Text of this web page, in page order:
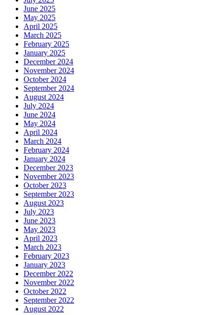
June 2025
May 2025
April 2025
March 2025
February 2025
January 2025
December 2024
November 2024
October 2024
September 2024
August 2024
July 2024
June 2024
May 2024
April 2024
March 2024
February 2024
January 2024
December 2023
November 2023
October 2023
September 2023
August 2023
July 2023
June 2023
May 2023
April 2023
March 2023
February 2023
January 2023
December 2022
November 2022
October 2022
September 2022
August 2022